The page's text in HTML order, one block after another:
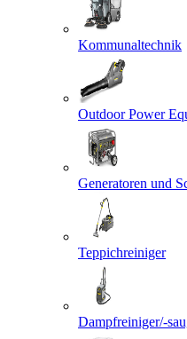
Kommunaltechnik
Outdoor Power
Generatoren und
Teppichreiniger
Dampfreiniger/-